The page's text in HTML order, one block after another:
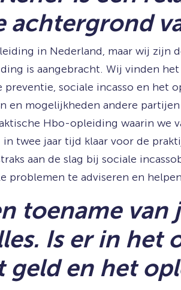
achtergrond
in Nederland, maar wij zijn
is aangebracht. Wij vinden
sociale incasso en het
en mogelijkheden andere
Hbo-opleiding waarin we
twee jaar tijd klaar voor de
aan de slag bij sociale
problemen te adviseren en
toename
Is er in het
en het